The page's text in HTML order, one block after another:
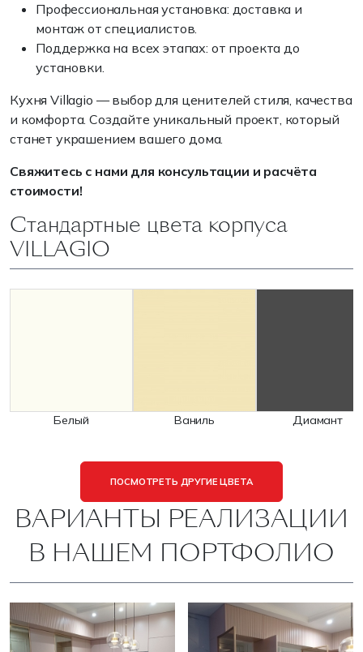
Профессиональная установка: доставка и
монтаж от специалистов.
Поддержка на всех этапах: от проекта до
установки.
Кухня Villagio — выбор для ценителей стиля, качества
и комфорта. Создайте уникальный проект, который
станет украшением вашего дома.
Свяжитесь с нами для консультации и расчёта
стоимости!
Стандартные цвета корпуса
VILLAGIO
Белый Ваниль Диамант
ПОСМОТРЕТЬ ДРУГИЕ ЦВЕТА
ВАРИАНТЫ РЕАЛИЗАЦИИ
В НАШЕМ ПОРТФОЛИО